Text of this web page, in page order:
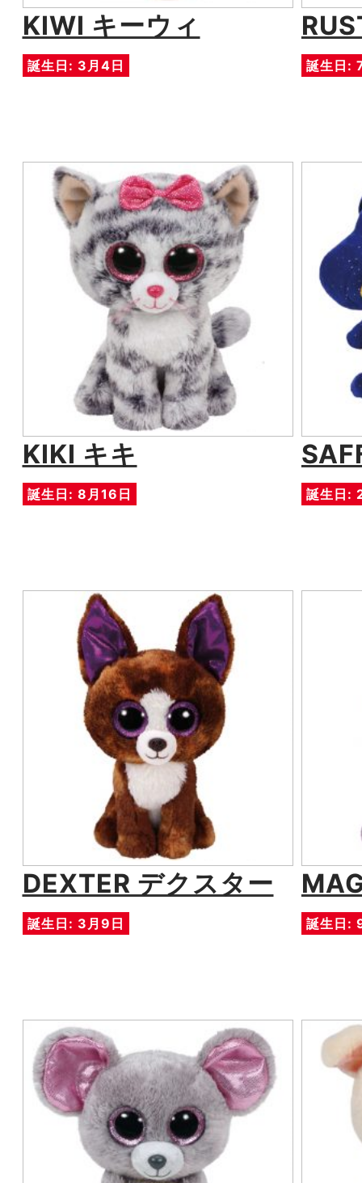
KIWI キーウィ
誕生日: 3月4日 誕生日:
KIKI キキ
誕生日: 8月16日 誕生日:
DEXTER デクスター
誕生日: 3月9日 誕生日: